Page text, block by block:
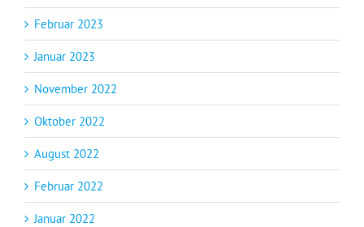
Februar 2023
Januar 2023
November 2022
Oktober 2022
August 2022
Februar 2022
Januar 2022